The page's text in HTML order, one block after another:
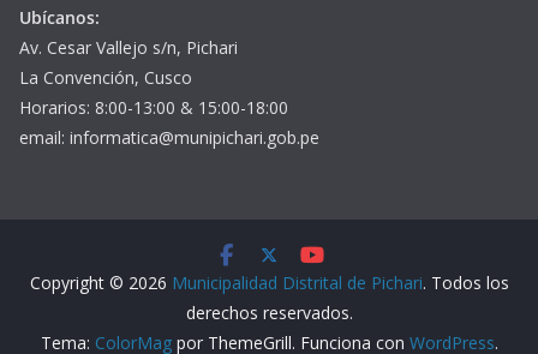
Ubícanos:
Av. Cesar Vallejo s/n, Pichari
La Convención, Cusco
Horarios: 8:00-13:00 & 15:00-18:00
email: informatica@munipichari.gob.pe
Copyright © 2026 Municipalidad Distrital de Pichari. Todos los
derechos reservados.
Tema: ColorMagpor ThemeGrill. Funciona con WordPress.